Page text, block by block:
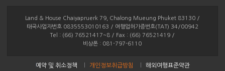
Land & House Chaiyapruerk 79, Chalong Mueung Phuket 83130 /
태국사업자번호 0835553010163 / 여행업허가증번호(TAT) 34/00942
Tel : (66) 76521417~8 / Fax : (66) 76521419 /
비상폰 : 081-797-6110
예약 및 취소정책 개인정보취급방침 해외여행표준약관